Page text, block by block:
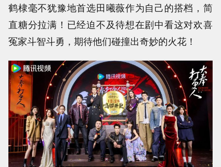
鹤棣毫不犹豫地首选田曦薇作为自己的搭档，简
直糖分拉满！已经迫不及待想在剧中看这对欢喜
冤家斗智斗勇，期待他们碰撞出奇妙的火花！